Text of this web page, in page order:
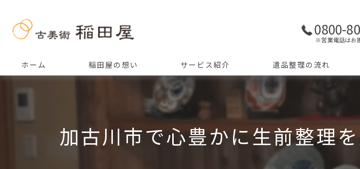
0800-
※営業電話はお
ホーム 稲田屋の想い サービス紹介 遺品整理の流れ
よくある質問
加古川市で心豊かに生前整理